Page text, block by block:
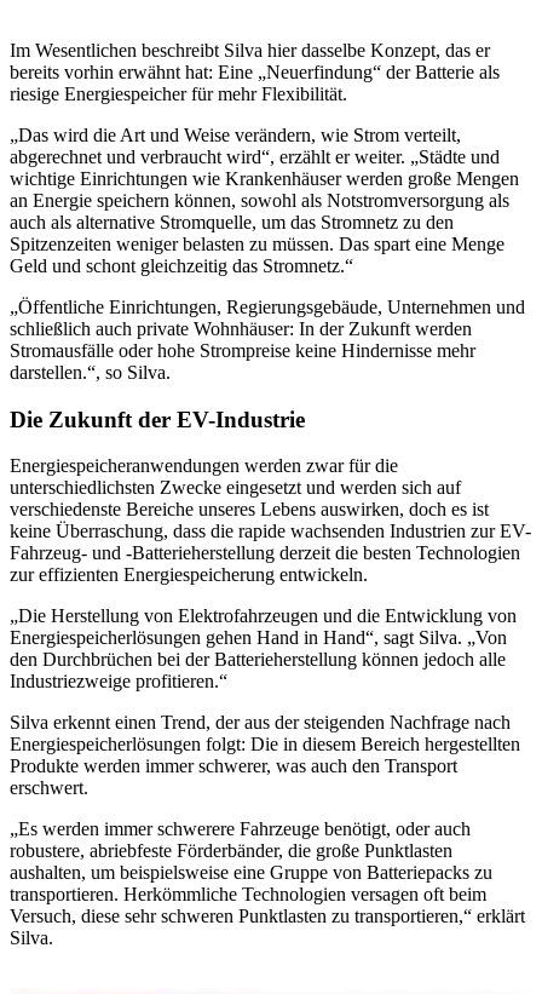
Im Wesentlichen beschreibt Silva hier dasselbe Konzept, das er
bereits vorhin erwähnt hat: Eine „Neuerfindung“ der Batterie als
riesige Energiespeicher für mehr Flexibilität.
„Das wird die Art und Weise verändern, wie Strom verteilt,
abgerechnet und verbraucht wird“, erzählt er weiter. „Städte und
wichtige Einrichtungen wie Krankenhäuser werden große Mengen
an Energie speichern können, sowohl als Notstromversorgung als
auch als alternative Stromquelle, um das Stromnetz zu den
Spitzenzeiten weniger belasten zu müssen. Das spart eine Menge
Geld und schont gleichzeitig das Stromnetz.“
„Öffentliche Einrichtungen, Regierungsgebäude, Unternehmen und
schließlich auch private Wohnhäuser: In der Zukunft werden
Stromausfälle oder hohe Strompreise keine Hindernisse mehr
darstellen.“, so Silva.
Die Zukunft der EV-Industrie
Energiespeicheranwendungen werden zwar für die
unterschiedlichsten Zwecke eingesetzt und werden sich auf
verschiedenste Bereiche unseres Lebens auswirken, doch es ist
keine Überraschung, dass die rapide wachsenden Industrien zur EV-
Fahrzeug- und -Batterieherstellung derzeit die besten Technologien
zur effizienten Energiespeicherung entwickeln.
„Die Herstellung von Elektrofahrzeugen und die Entwicklung von
Energiespeicherlösungen gehen Hand in Hand“, sagt Silva. „Von
den Durchbrüchen bei der Batterieherstellung können jedoch alle
Industriezweige profitieren.“
Silva erkennt einen Trend, der aus der steigenden Nachfrage nach
Energiespeicherlösungen folgt: Die in diesem Bereich hergestellten
Produkte werden immer schwerer, was auch den Transport
erschwert.
„Es werden immer schwerere Fahrzeuge benötigt, oder auch
robustere, abriebfeste Förderbänder, die große Punktlasten
aushalten, um beispielsweise eine Gruppe von Batteriepacks zu
transportieren. Herkömmliche Technologien versagen oft beim
Versuch, diese sehr schweren Punktlasten zu transportieren,“ erklärt
Silva.